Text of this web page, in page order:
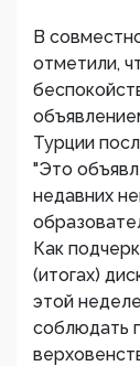
В
отметили,
Турции
"Это
недавних
Как
(итогах)
этой
соблюдать